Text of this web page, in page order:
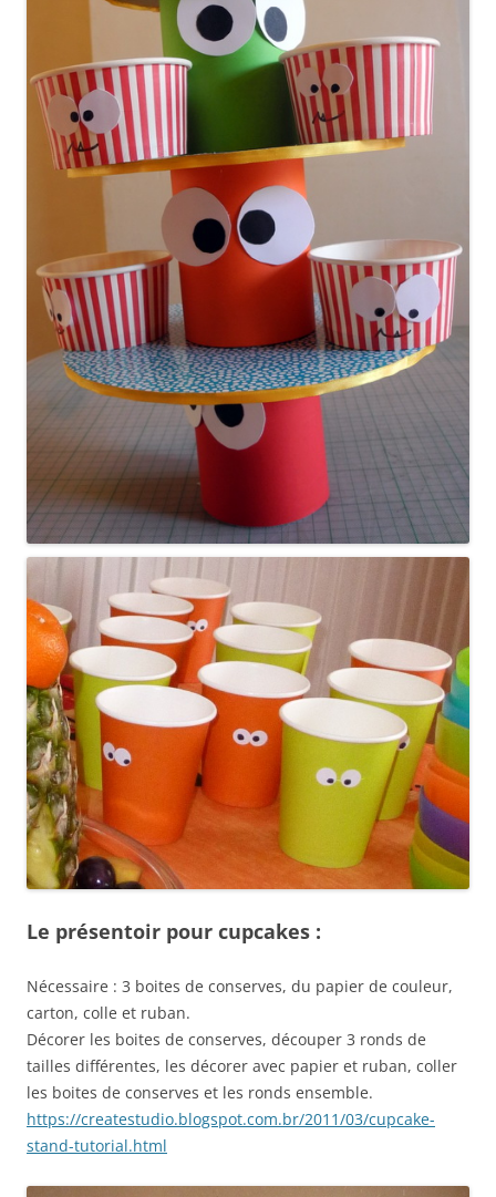
Le présentoir pour cupcakes :
Nécessaire : 3 boites de conserves, du papier de couleur,
carton, colle et ruban.
Décorer les boites de conserves, découper 3 ronds de
tailles différentes, les décorer avec papier et ruban, coller
les boites de conserves et les ronds ensemble.
https://createstudio.blogspot.com.br/2011/03/cupcake-
stand-tutorial.html